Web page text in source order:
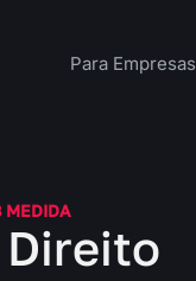
Para Empresas
MEDIDA